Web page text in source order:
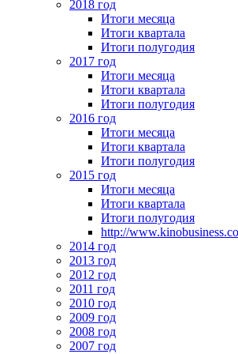
2018 год
Итоги месяца
Итоги квартала
Итоги полугодия
2017 год
Итоги месяца
Итоги квартала
Итоги полугодия
2016 год
Итоги месяца
Итоги квартала
Итоги полугодия
2015 год
Итоги месяца
Итоги квартала
Итоги полугодия
http://
2014 год
2013 год
2012 год
2011 год
2010 год
2009 год
2008 год
2007 год